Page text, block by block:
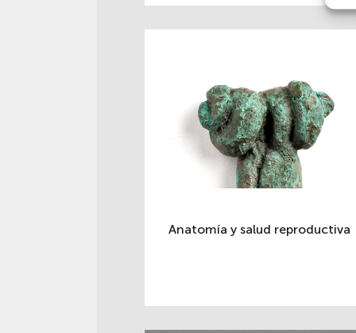
Anatomía y salud reproductiva